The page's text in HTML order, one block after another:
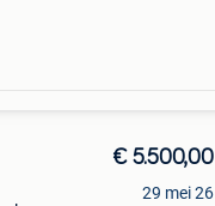
€ 5.500,00
29 mei 26